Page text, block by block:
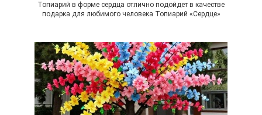
Топиарий в форме сердца отлично подойдет в качестве
подарка для любимого человека Топиарий «Сердце»